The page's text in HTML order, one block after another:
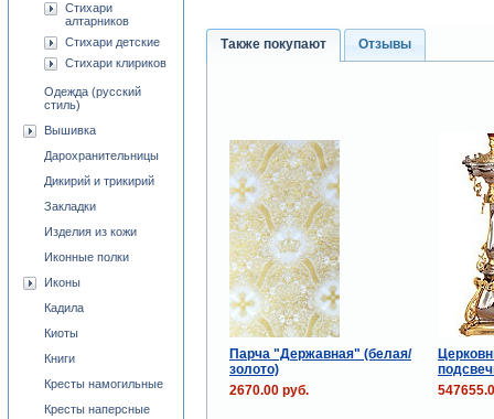
Также покупают Отзывы
Парча "Державная" (белая/
золото)
2670.00 руб.
Стихари
алтарников
Стихари детские
Стихари клириков
Одежда (русский
стиль)
Вышивка
Дарохранительницы
Дикирий и трикирий
Закладки
Изделия из кожи
Иконные полки
Иконы
Кадила
Киоты
Книги
Кресты намогильные
Кресты наперсные